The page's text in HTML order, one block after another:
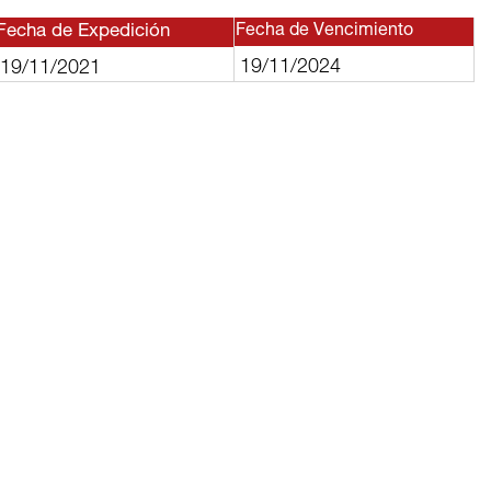
de Expedición
19/11/2021
Fecha de Vencimiento
19/11/2024